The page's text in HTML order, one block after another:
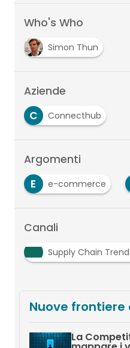
Who's Who
Simon Thun
Aziende
C
Connecthub
Argomenti
E e-commerce
Canali
Supply Chain
Nuove frontiere
La